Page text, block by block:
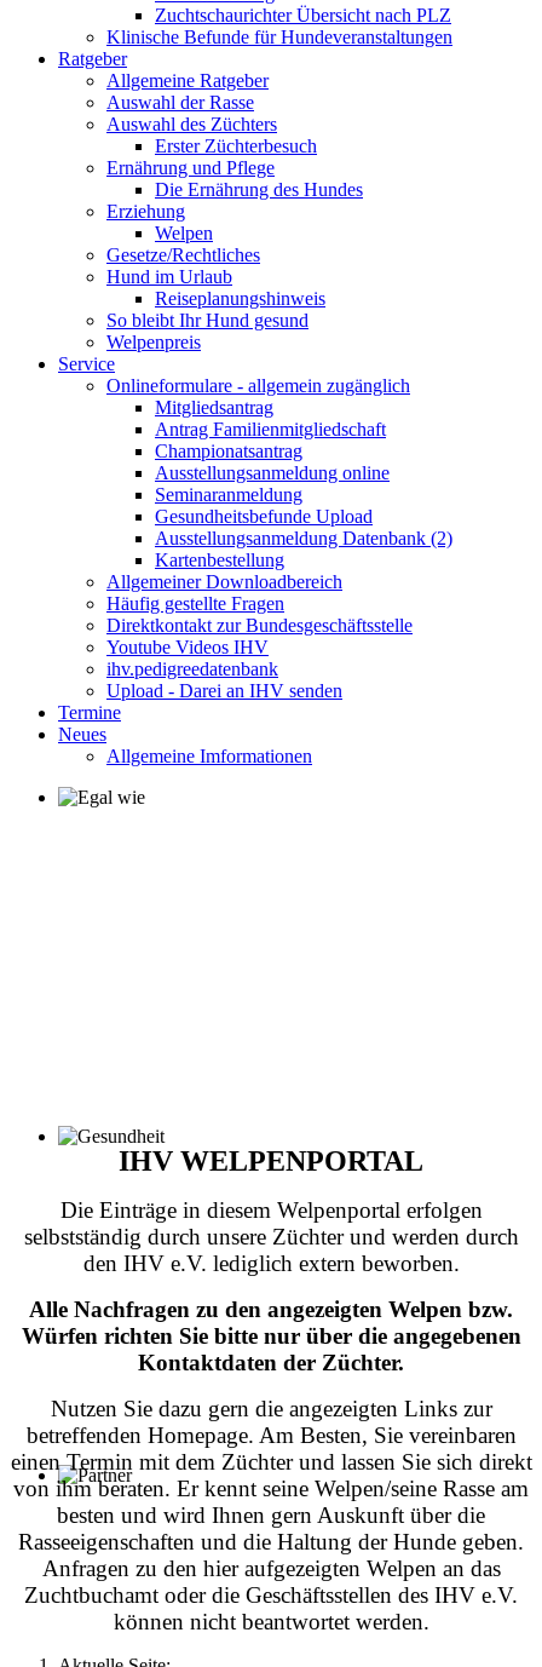
Zuchtschaurichter Übersicht nach PLZ
Klinische Befunde für Hundeveranstaltungen
Ratgeber
Allgemeine Ratgeber
Auswahl der Rasse
Auswahl des Züchters
Erster Züchterbesuch
Ernährung und Pflege
Die Ernährung des Hundes
Erziehung
Welpen
Gesetze/Rechtliches
Hund im Urlaub
Reiseplanungshinweis
So bleibt Ihr Hund gesund
Welpenpreis
Service
Onlineformulare - allgemein zugänglich
Mitgliedsantrag
Antrag Familienmitgliedschaft
Championatsantrag
Ausstellungsanmeldung online
Seminaranmeldung
Gesundheitsbefunde Upload
Ausstellungsanmeldung Datenbank (2)
Kartenbestellung
Allgemeiner Downloadbereich
Häufig gestellte Fragen
Direktkontakt zur Bundesgeschäftsstelle
Youtube Videos IHV
ihv.pedigreedatenbank
Upload - Darei an IHV senden
Termine
Neues
Allgemeine Imformationen
IHV WELPENPORTAL
Die Einträge in diesem Welpenportal erfolgen
selbstständig durch unsere Züchter und werden durch
den IHV e.V. lediglich extern beworben.
Alle Nachfragen zu den angezeigten Welpen bzw.
Würfen richten Sie bitte nur über die angegebenen
Kontaktdaten der Züchter.
Nutzen Sie dazu gern die angezeigten Links zur
betreffenden Homepage. Am Besten, Sie vereinbaren
einen Termin mit dem Züchter und lassen Sie sich direkt
von ihm beraten. Er kennt seine Welpen/seine Rasse am
besten und wird Ihnen gern Auskunft über die
Rasseeigenschaften und die Haltung der Hunde geben.
Anfragen zu den hier aufgezeigten Welpen an das
Zuchtbuchamt oder die Geschäftsstellen des IHV e.V.
können nicht beantwortet werden.